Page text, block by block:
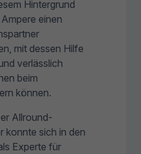
Hintergrund
einen
mit dessen Hilfe
verlässlich
beim
können.
Allround-
konnte sich in den
Experte für